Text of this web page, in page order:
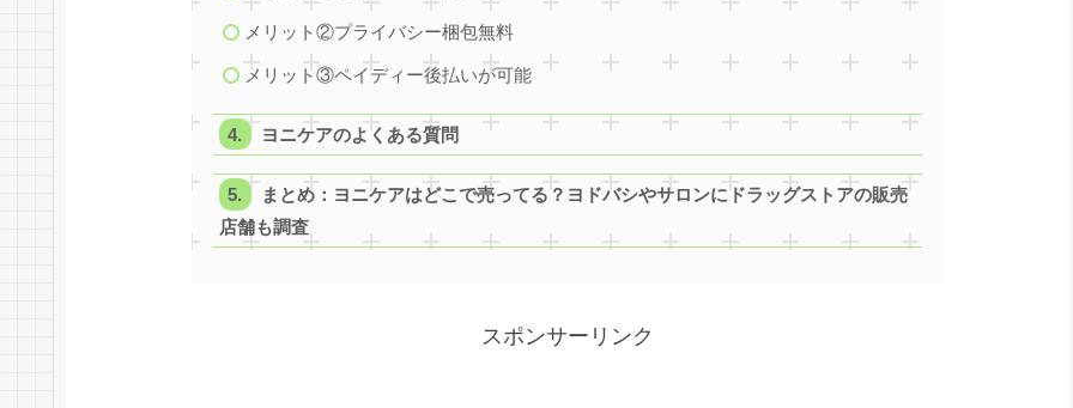
メリット②プライバシー梱包無料
メリット③ペイディー後払いが可能
ヨニケアのよくある質問
まとめ：ヨニケアはどこで売ってる？ヨドバシやサロンにドラッグストアの販売
店舗も調査
スポンサーリンク